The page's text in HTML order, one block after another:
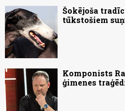
Šokējoša
tūkstošiem
Komponists
ģimenes